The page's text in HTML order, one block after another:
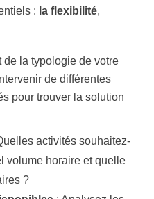
: la flexibilité,
de la typologie de votre
de différentes
pour trouver la solution
activités souhaitez-
volume horaire et quelle
?